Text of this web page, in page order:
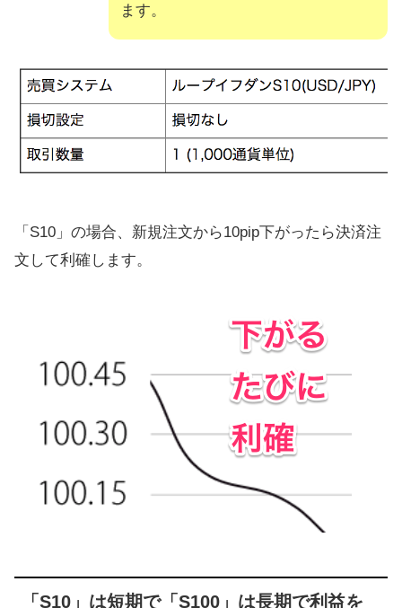
ます。
「S10」の場合、新規注文から10pip下がったら決済注
文して利確します。
「S10」は短期で「S100」は長期で利益を